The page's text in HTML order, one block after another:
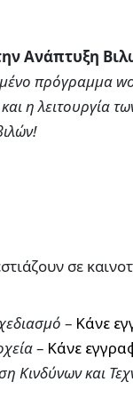
Ανάπτυξη
πρόγραμμα
η λειτουργία
σε
– Κάνε
– Κάνε
Κινδύνων και